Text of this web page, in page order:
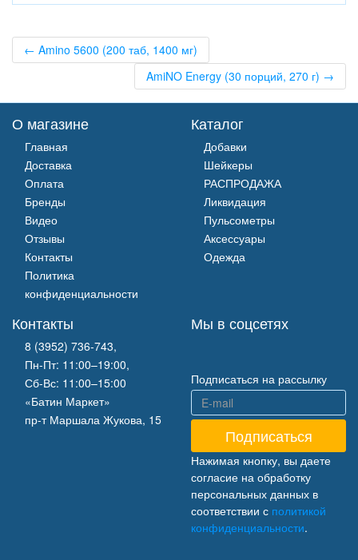
← Amino 5600 (200 таб, 1400 мг)
AmiNO Energy (30 порций, 270 г) →
О магазине
Главная
Доставка
Оплата
Бренды
Видео
Отзывы
Контакты
Политика
конфиденциальности
Каталог
Добавки
Шейкеры
РАСПРОДАЖА
Ликвидация
Пульсометры
Аксессуары
Одежда
Контакты
8 (3952) 736-743,
Пн-Пт: 11:00–19:00,
Сб-Вс: 11:00–15:00
«Батин Маркет»
пр-т Маршала Жукова, 15
Мы в соцсетях
Подписаться на рассылку
Нажимая кнопку, вы даете
согласие на обработку
персональных данных в
соответствии с политикой
конфиденциальности.